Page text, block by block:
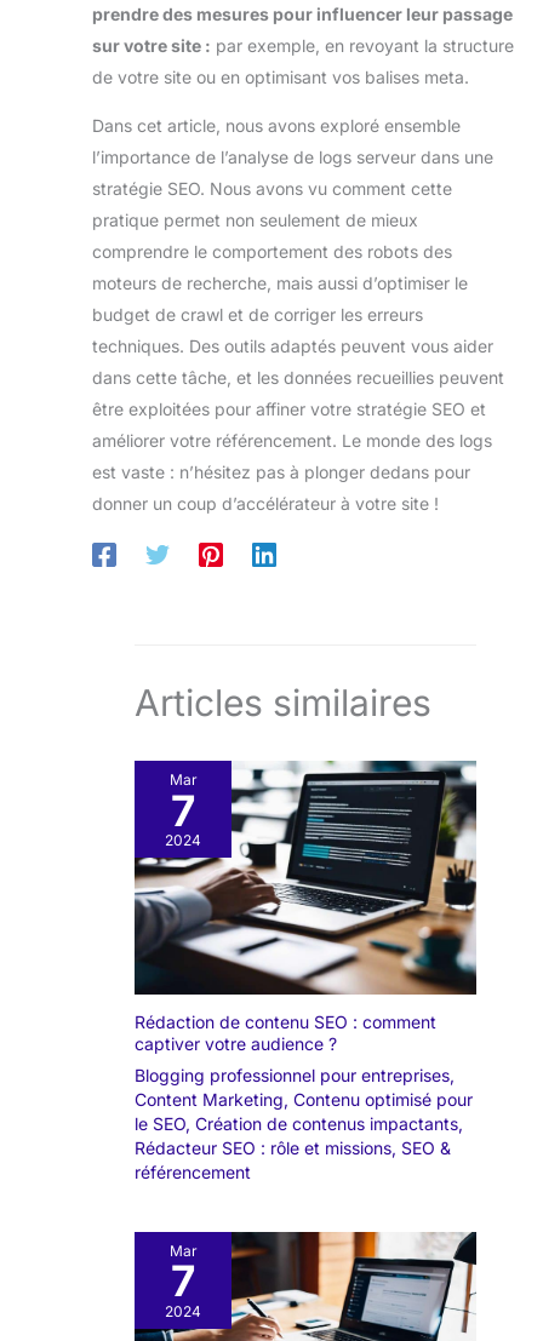
prendre des mesures pour influencer leur passage
sur votre site : par exemple, en revoyant la structure
de votre site ou en optimisant vos balises meta.
Dans cet article, nous avons exploré ensemble
l’importance de l’analyse de logs serveur dans une
stratégie SEO. Nous avons vu comment cette
pratique permet non seulement de mieux
comprendre le comportement des robots des
moteurs de recherche, mais aussi d’optimiser le
budget de crawl et de corriger les erreurs
techniques. Des outils adaptés peuvent vous aider
dans cette tâche, et les données recueillies peuvent
être exploitées pour affiner votre stratégie SEO et
améliorer votre référencement. Le monde des logs
est vaste : n’hésitez pas à plonger dedans pour
donner un coup d’accélérateur à votre site !
Articles similaires
Mar
7
2024
Rédaction de contenu SEO : comment
captiver votre audience ?
Blogging professionnel pour entreprises,
Content Marketing, Contenu optimisé pour
le SEO, Création de contenus impactants,
Rédacteur SEO : rôle et missions, SEO &
référencement
Mar
7
2024